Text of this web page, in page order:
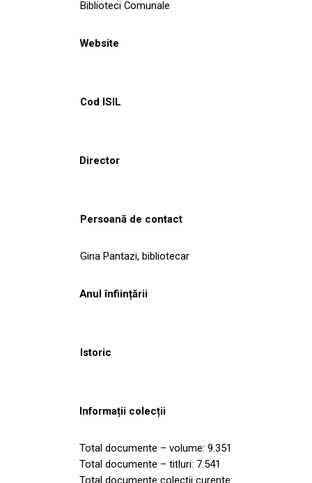
Biblioteci Comunale
Website
Cod ISIL
Director
Persoană de contact
Gina Pantazi, bibliotecar
Anul înființării
Istoric
Informații colecții
Total documente – volume: 9.351
Total documente – titluri: 7.541
Total documente colecții curente: